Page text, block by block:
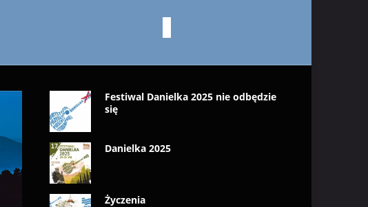
Festiwal Danielka 2025 nie odbędzie
się
Danielka 2025
Życzenia